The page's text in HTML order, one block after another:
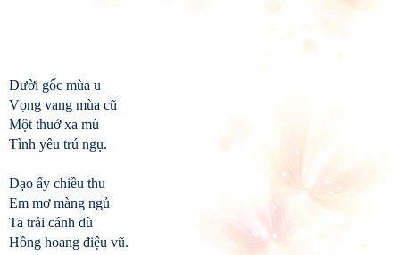
Dười gốc mùa u
Vọng vang mùa cũ
Một thuở xa mù
Tình yêu trú ngụ.
Dạo ấy chiều thu
Em mơ màng ngủ
Ta trải cánh dù
Hồng hoang điệu vũ.